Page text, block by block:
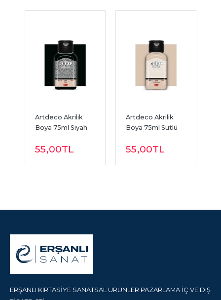
Artdeco Akrilik
Boya 75ml Siyah
55,00TL
Artdeco Akrilik
Boya 75ml Sütlü
55,00TL
ERŞANLI KIRTASİYE SANATSAL ÜRÜNLER PAZARLAMA İÇ VE DIŞ